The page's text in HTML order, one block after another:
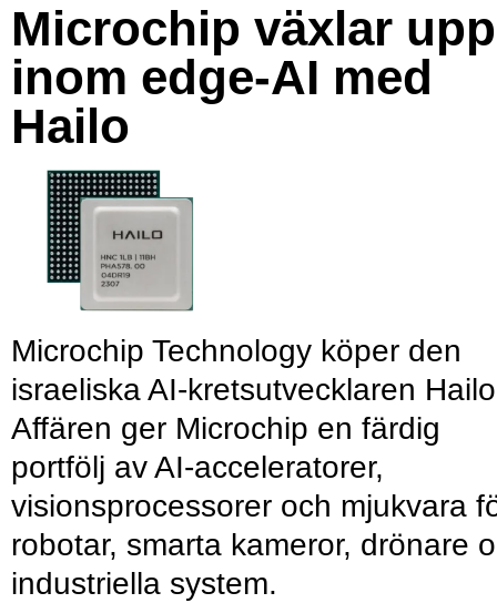
Microchip växlar upp
inom edge-AI med
Hailo
Microchip Technology köper den
israeliska AI-kretsutvecklaren
Affären ger Microchip en färdig
portfölj av AI-acceleratorer,
visionsprocessorer och mjukvara
robotar, smarta kameror, drönare
industriella system.